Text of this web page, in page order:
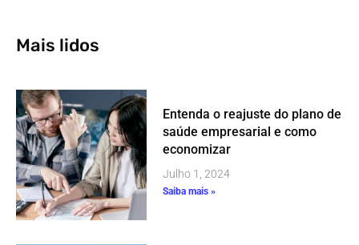
Mais lidos
Entenda o reajuste do plano de
saúde empresarial e como
economizar
Julho 1, 2024
Saiba mais »